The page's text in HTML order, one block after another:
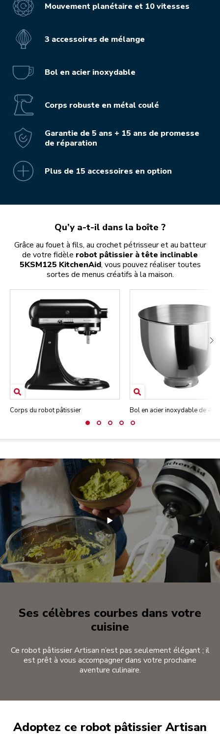
Mouvement planétaire et 10 vitesses
3 accessoires de mélange
Bol en acier inoxydable
Corps robuste en métal coulé
Garantie de 5 ans + 15 ans de promesse
de réparation
Plus de 15 accessoires en option
Qu’y a-t-il dans la boîte ?
Grâce au fouet à fils, au crochet pétrisseur et au batteur
de votre fidèle robot pâtissier à tête inclinable
5KSM125 KitchenAid, vous pouvez réaliser toutes
sortes de menus créatifs à la maison.
Corps du robot pâtissier Bol en acier inoxydable de 4,7
Ses célèbres courbes dans votre
cuisine
Ce robot pâtissier Artisan n’est pas seulement élégant ; il
est prêt à vous accompagner dans votre prochaine
aventure culinaire.
Adoptez ce robot pâtissier Artisan